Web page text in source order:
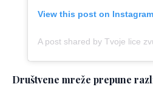
View this post on Instagram
A post shared by Tvoje lice
Društvene mreže prepune